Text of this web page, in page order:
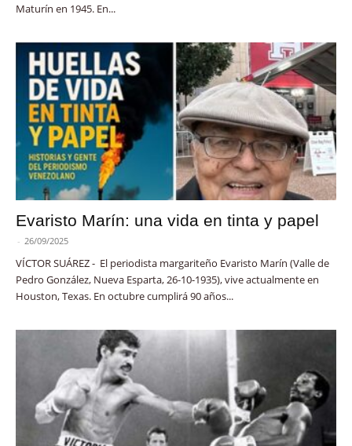
Maturín en 1945. En...
Evaristo Marín: una vida en tinta y papel
- 26/09/2025
VÍCTOR SUÁREZ - El periodista margariteño Evaristo Marín (Valle de
Pedro González, Nueva Esparta, 26-10-1935), vive actualmente en
Houston, Texas. En octubre cumplirá 90 años...